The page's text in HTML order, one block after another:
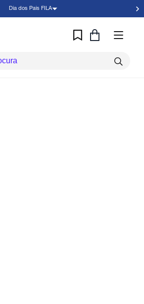
Dia dos Pais FILA